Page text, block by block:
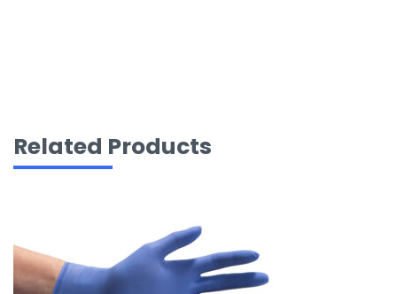
Related Products